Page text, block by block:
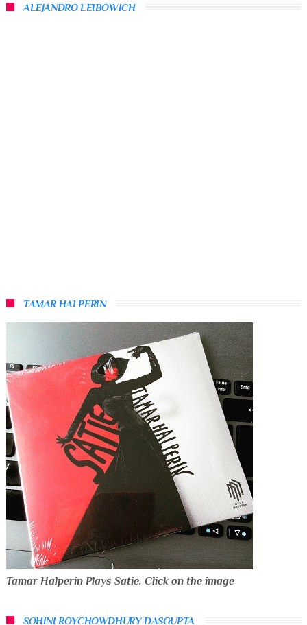
ALEJANDRO LEIBOWICH
TAMAR HALPERIN
Tamar Halperin Plays Satie. Click on the image
SOHINI ROYCHOWDHURY DASGUPTA